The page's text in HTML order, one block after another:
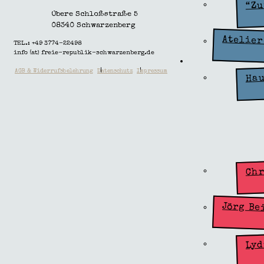
Atelier
Zone
Jörg
Obere Schloßstraße 5
08340 Schwarzenberg
TEL.: +49 3774-22498
info (at) freie-republik-schwarzenberg.de
AGB & Widerrufsbelehrung |
Datenschutz |
Impressum